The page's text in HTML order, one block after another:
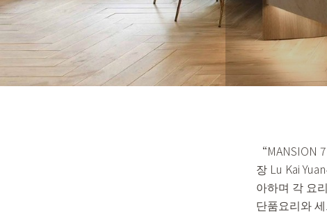
“MANSION
장 Lu Kai
아하며 각 요
단품요리와